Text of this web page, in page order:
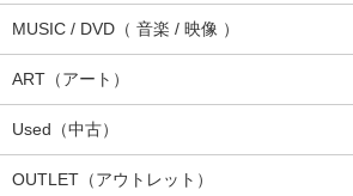
MUSIC / DVD（ 音楽 / 映像 ）
ART（アート）
Used（中古）
OUTLET（アウトレット）